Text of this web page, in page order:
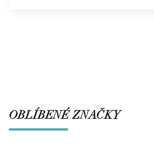
OBLÍBENÉ ZNAČKY